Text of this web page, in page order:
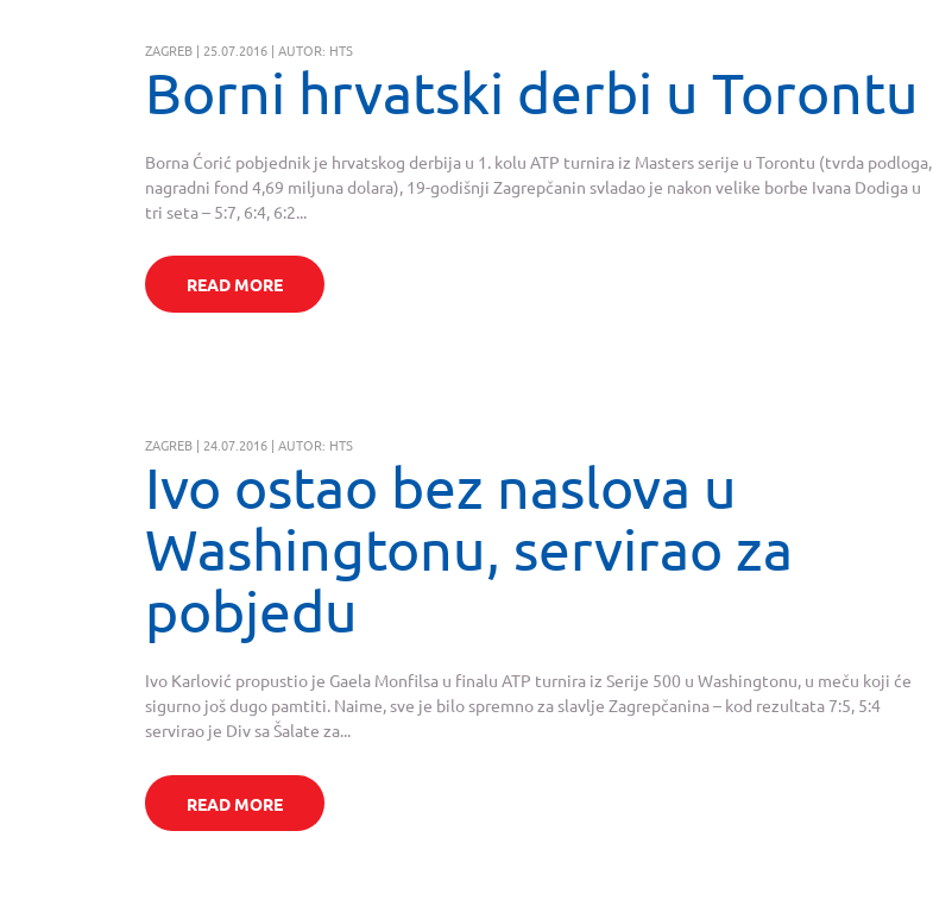
ZAGREB | 25.07.2016 | AUTOR: HTS
Borni hrvatski derbi u Torontu
Borna Ćorić pobjednik je hrvatskog derbija u 1. kolu ATP turnira iz Masters serije u Torontu (tvrda podloga,
nagradni fond 4,69 miljuna dolara), 19-godišnji Zagrepčanin svladao je nakon velike borbe Ivana Dodiga u
tri seta – 5:7, 6:4, 6:2...
READ MORE
ZAGREB | 24.07.2016 | AUTOR: HTS
Ivo ostao bez naslova u
Washingtonu, servirao za
pobjedu
Ivo Karlović propustio je Gaela Monfilsa u finalu ATP turnira iz Serije 500 u Washingtonu, u meču koji će
sigurno još dugo pamtiti. Naime, sve je bilo spremno za slavlje Zagrepčanina – kod rezultata 7:5, 5:4
servirao je Div sa Šalate za...
READ MORE